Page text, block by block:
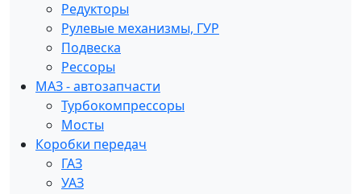
Редукторы
Рулевые механизмы, ГУР
Подвеска
Рессоры
МАЗ - автозапчасти
Турбокомпрессоры
Мосты
Коробки передач
ГАЗ
УАЗ